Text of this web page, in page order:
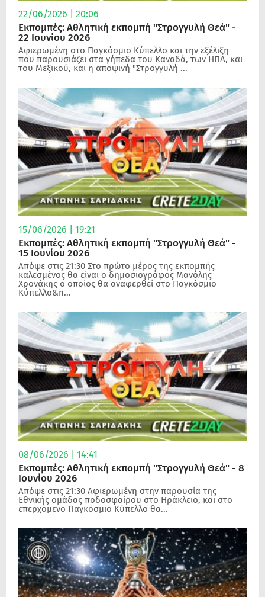
22/06/2026 | 20:06
Εκπομπές: Αθλητική εκπομπή "Στρογγυλή Θεά" -
22 Ιουνίου 2026
Αφιερωμένη στο Παγκόσμιο Κύπελλο και την εξέλιξη
που παρουσιάζει στα γήπεδα του Καναδά, των ΗΠΑ, και
του Μεξικού, και η αποψινή "Στρογγυλή ...
15/06/2026 | 19:21
Εκπομπές: Αθλητική εκπομπή "Στρογγυλή Θεά" -
15 Ιουνίου 2026
Απόψε στις 21:30 Στο πρώτο μέρος της εκπομπής
καλεσμένος θα είναι ο δημοσιογράφος Μανόλης
Χρονάκης ο οποίος θα αναφερθεί στο Παγκόσμιο
Κύπελλο&n...
08/06/2026 | 14:41
Εκπομπές: Αθλητική εκπομπή "Στρογγυλή Θεά" - 8
Ιουνίου 2026
Απόψε στις 21:30 Αφιερωμένη στην παρουσία της
Εθνικής ομάδας ποδοσφαίρου στο Ηράκλειο, και στο
επερχόμενο Παγκόσμιο Κύπελλο θα...